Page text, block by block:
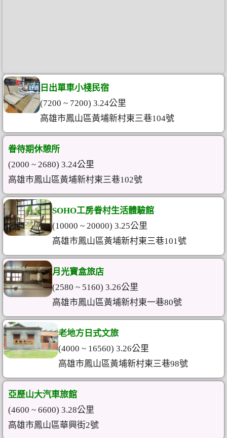
日出單車小棧民宿
(7200 ~ 7200) 3.24公里
高雄市鳳山區黃埔新村東三巷104號
眷待期休憩所
(2000 ~ 2680) 3.24公里
高雄市鳳山區黃埔新村東三巷102號
SOHO工房眷村生活體驗館
(10000 ~ 20000) 3.25公里
高雄市鳳山區黃埔新村東三巷101號
月光寶盒旅店
(2580 ~ 5160) 3.26公里
高雄市鳳山區黃埔新村東一巷80號
老地方日式文旅
(4000 ~ 16560) 3.26公里
高雄市鳳山區黃埔新村東三巷98號
亞歷山大汽車旅館
(4600 ~ 6600) 3.28公里
高雄市鳳山區華興街2號